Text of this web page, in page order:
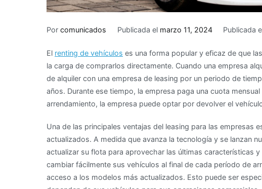
Por comunicados Publicada el marzo 11, 2024 Publicada
El renting de vehículos es una forma popular y eficaz de que
la carga de comprarlos directamente. Cuando una empresa
de alquiler con una empresa de leasing por un periodo de
años. Durante ese tiempo, la empresa paga una cuota
arrendamiento, la empresa puede optar por devolver el
Una de las principales ventajas del leasing para las empresas
actualizados. A medida que avanza la tecnología y se lanzan
actualizar su flota para aprovechar las últimas características
cambiar fácilmente sus vehículos al final de cada período de
acceso a los modelos más actualizados. Esto puede ser